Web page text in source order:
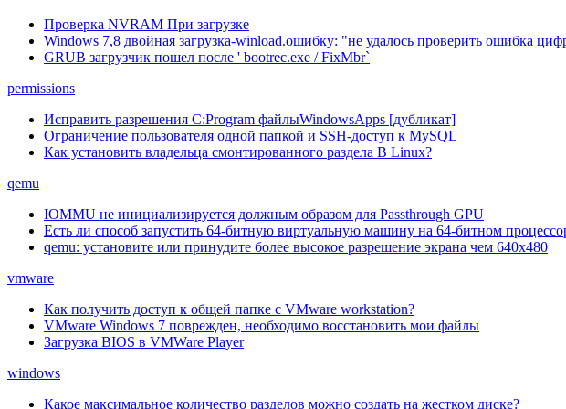
Проверка NVRAM При загрузке
Windows 7,8 двойная загрузка-winload.ошибку: "не удалось проверить ошибка
GRUB загрузчик пошел после ' bootrec.exe / FixMbr`
permissions
Исправить разрешения C:Program файлыWindowsApps [дубликат]
Ограничение пользователя одной папкой и SSH-доступ к MySQL
Как установить владельца смонтированного раздела В Linux?
qemu
IOMMU не инициализируется должным образом для Passthrough GPU
Есть ли способ запустить 64-битную виртуальную машину на 64-битном
qemu: установите или принудите более высокое разрешение экрана чем 640x480
vmware
Как получить доступ к общей папке с VMware workstation?
VMware Windows 7 поврежден, необходимо восстановить мои файлы
Загрузка BIOS в VMWare Player
windows
Какое максимальное количество разделов можно создать на жестком диске?